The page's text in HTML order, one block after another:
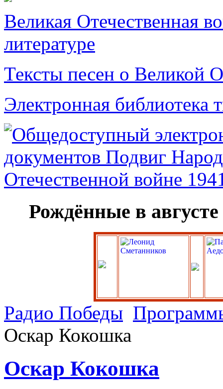
Великая Отечественная
литературе
Тексты песен о Великой
Электронная библиотека
Рождённые в августе
Радио Победы
Оскар Кокошка
Оскар Кокошка